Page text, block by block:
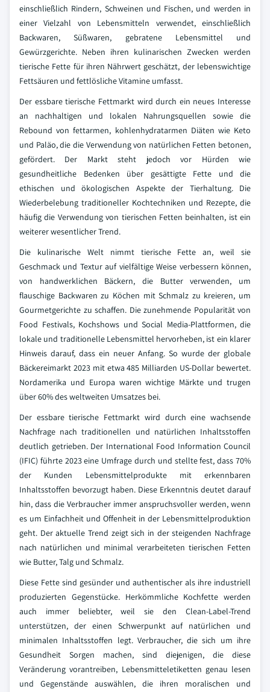
einschließlich Rindern, Schweinen und Fischen, und werden in
einer Vielzahl von Lebensmitteln verwendet, einschließlich
Backwaren, Süßwaren, gebratene Lebensmittel und
Gewürzgerichte. Neben ihren kulinarischen Zwecken werden
tierische Fette für ihren Nährwert geschätzt, der lebenswichtige
Fettsäuren und fettlösliche Vitamine umfasst.
Der essbare tierische Fettmarkt wird durch ein neues Interesse
an nachhaltigen und lokalen Nahrungsquellen sowie die
Rebound von fettarmen, kohlenhydratarmen Diäten wie Keto
und Paläo, die die Verwendung von natürlichen Fetten betonen,
gefördert. Der Markt steht jedoch vor Hürden wie
gesundheitliche Bedenken über gesättigte Fette und die
ethischen und ökologischen Aspekte der Tierhaltung. Die
Wiederbelebung traditioneller Kochtechniken und Rezepte, die
häufig die Verwendung von tierischen Fetten beinhalten, ist ein
weiterer wesentlicher Trend.
Die kulinarische Welt nimmt tierische Fette an, weil sie
Geschmack und Textur auf vielfältige Weise verbessern können,
von handwerklichen Bäckern, die Butter verwenden, um
flauschige Backwaren zu Köchen mit Schmalz zu kreieren, um
Gourmetgerichte zu schaffen. Die zunehmende Popularität von
Food Festivals, Kochshows und Social Media-Plattformen, die
lokale und traditionelle Lebensmittel hervorheben, ist ein klarer
Hinweis darauf, dass ein neuer Anfang. So wurde der globale
Bäckereimarkt 2023 mit etwa 485 Milliarden US-Dollar bewertet.
Nordamerika und Europa waren wichtige Märkte und trugen
über 60% des weltweiten Umsatzes bei.
Der essbare tierische Fettmarkt wird durch eine wachsende
Nachfrage nach traditionellen und natürlichen Inhaltsstoffen
deutlich getrieben. Der International Food Information Council
(IFIC) führte 2023 eine Umfrage durch und stellte fest, dass 70%
der Kunden Lebensmittelprodukte mit erkennbaren
Inhaltsstoffen bevorzugt haben. Diese Erkenntnis deutet darauf
hin, dass die Verbraucher immer anspruchsvoller werden, wenn
es um Einfachheit und Offenheit in der Lebensmittelproduktion
geht. Der aktuelle Trend zeigt sich in der steigenden Nachfrage
nach natürlichen und minimal verarbeiteten tierischen Fetten
wie Butter, Talg und Schmalz.
Diese Fette sind gesünder und authentischer als ihre industriell
produzierten Gegenstücke. Herkömmliche Kochfette werden
auch immer beliebter, weil sie den Clean-Label-Trend
unterstützen, der einen Schwerpunkt auf natürlichen und
minimalen Inhaltsstoffen legt. Verbraucher, die sich um ihre
Gesundheit Sorgen machen, sind diejenigen, die diese
Veränderung vorantreiben, Lebensmitteletiketten genau lesen
und Gegenstände auswählen, die ihren moralischen und